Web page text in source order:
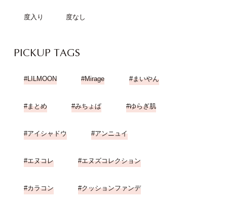
度入り 度なし
PICKUP TAGS
LILMOON Mirage まいやん
まとめ みちょぱ ゆらぎ肌
アイシャドウ アンニュイ
エヌコレ エヌズコレクション
カラコン クッションファンデ